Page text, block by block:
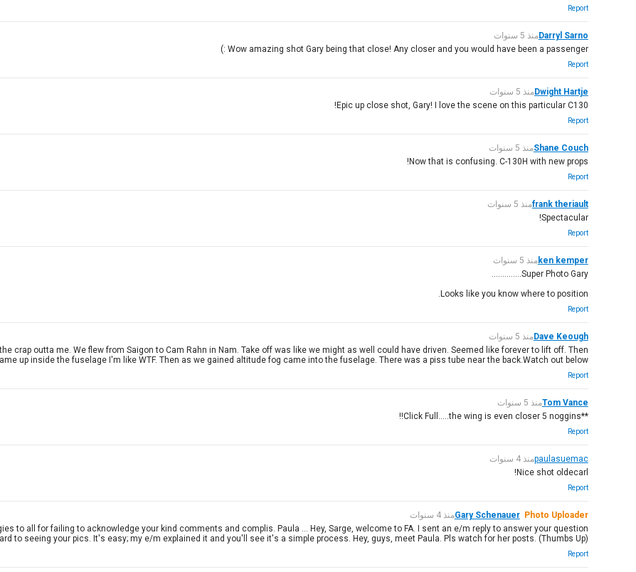
Report
Darryl Sarnoمنذ 5 سنوات
Wow amazing shot Gary being that close! Any closer and you would have been a passenger :)
Report
Dwight Hartjeمنذ 5 سنوات
Epic up close shot, Gary! I love the scene on this particular C130!
Report
Shane Couchمنذ 5 سنوات
Now that is confusing. C-130H with new props!
Report
frank theriaultمنذ 5 سنوات
Spectacular!
Report
ken kemperمنذ 5 سنوات
Super Photo Gary..............
Looks like you know where to position.
Report
Dave Keoughمنذ 5 سنوات
crap outta me. We flew from Saigon to Cam Rahn in Nam. Take off was like we might as well could have driven. Seemed like forever to lift off. Then
up inside the fuselage I'm like WTF. Then as we gained altitude fog came into the fuselage. There was a piss tube near the back.Watch out below.
Report
Tom Vanceمنذ 5 سنوات
**Click Full.....the wing is even closer 5 noggins!!
Report
paulasuemacمنذ 4 سنوات
Nice shot oldecarl!
Report
Gary Schenauer Photo Uploader
منذ 4 سنوات
to all for failing to acknowledge your kind comments and complis. Paula ... Hey, Sarge, welcome to FA. I sent an e/m reply to answer your question
to seeing your pics. It's easy; my e/m explained it and you'll see it's a simple process. Hey, guys, meet Paula. Pls watch for her posts. (Thumbs Up)
Report